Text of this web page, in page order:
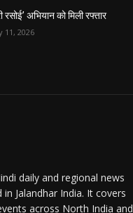
रसोई’ अभियान को मिली रफ्तार
11, 2026
daily and regional news
Jalandhar India. It covers
across North India and